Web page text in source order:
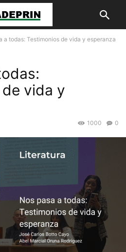
a todas: Testimonios de vida y esperanza
vida y
0
1000